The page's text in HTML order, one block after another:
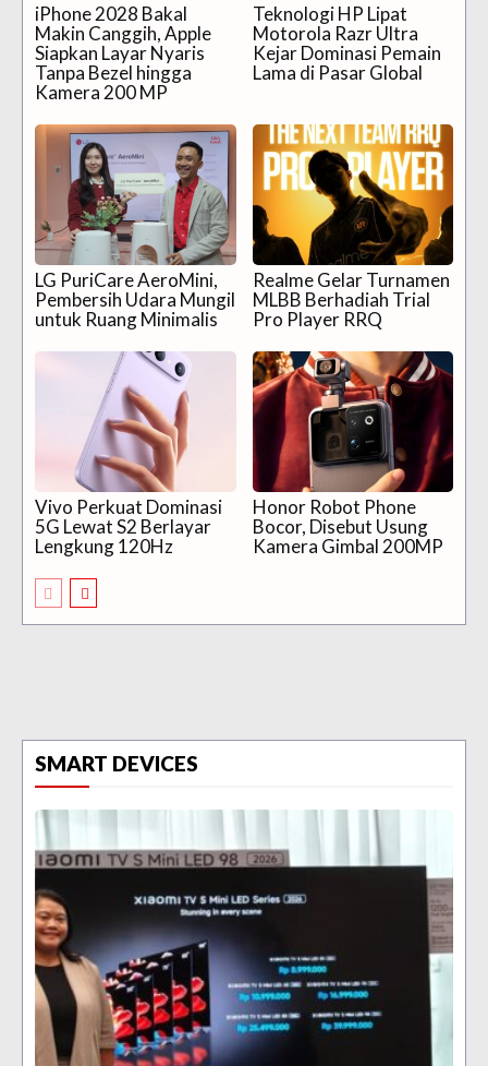
iPhone 2028 Bakal
Makin Canggih, Apple
Siapkan Layar Nyaris
Tanpa Bezel hingga
Kamera 200 MP
Teknologi HP Lipat
Motorola Razr Ultra
Kejar Dominasi Pemain
Lama di Pasar Global
LG PuriCare AeroMini,
Pembersih Udara Mungil
untuk Ruang Minimalis
Realme Gelar Turnamen
MLBB Berhadiah Trial
Pro Player RRQ
Vivo Perkuat Dominasi
5G Lewat S2 Berlayar
Lengkung 120Hz
Honor Robot Phone
Bocor, Disebut Usung
Kamera Gimbal 200MP
SMART DEVICES